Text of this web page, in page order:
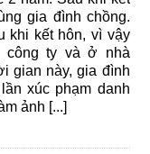
gia đình chồng.
khi kết hôn, vì vậy
ty và ở nhà
gian này, gia đình
xúc phạm danh
ảnh [...]